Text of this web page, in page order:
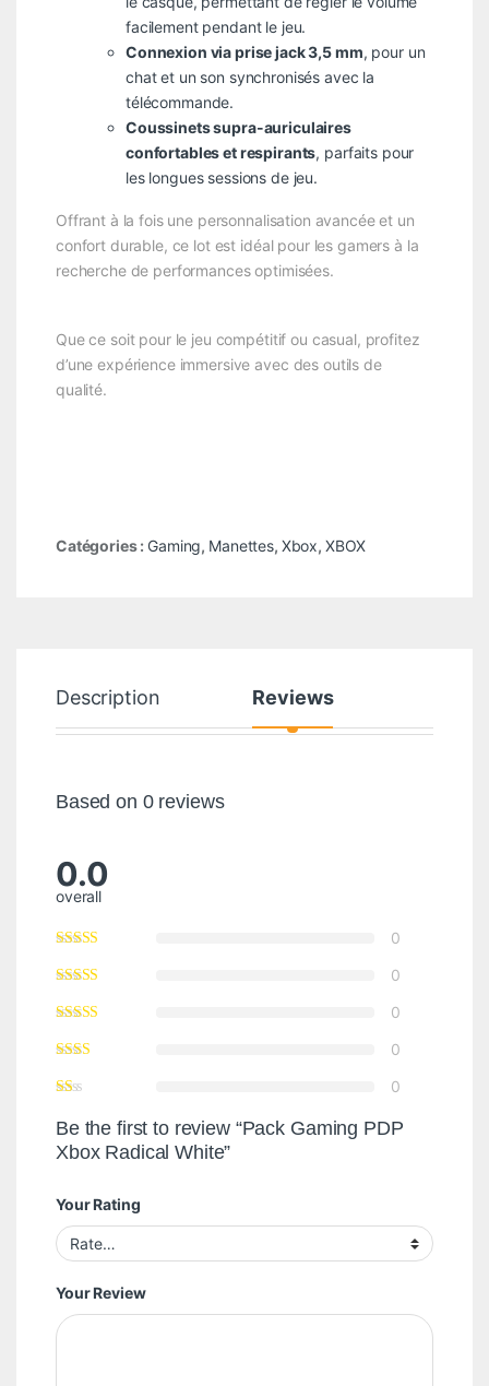
facilement pendant le jeu.
Connexion via prise jack 3,5 mm, pour un
chat et un son synchronisés avec la
télécommande.
Coussinets supra-auriculaires
confortables et respirants, parfaits pour
les longues sessions de jeu.
Offrant à la fois une personnalisation avancée et un
confort durable, ce lot est idéal pour les gamers à la
recherche de performances optimisées.
Que ce soit pour le jeu compétitif ou casual, profitez
d’une expérience immersive avec des outils de
qualité.
Catégories : Gaming, Manettes, Xbox, XBOX
Description Reviews
Based on 0 reviews
0.0
overall
0
0
0
0
0
Be the first to review “Pack Gaming PDP
Xbox Radical White”
Your Rating
Your Review